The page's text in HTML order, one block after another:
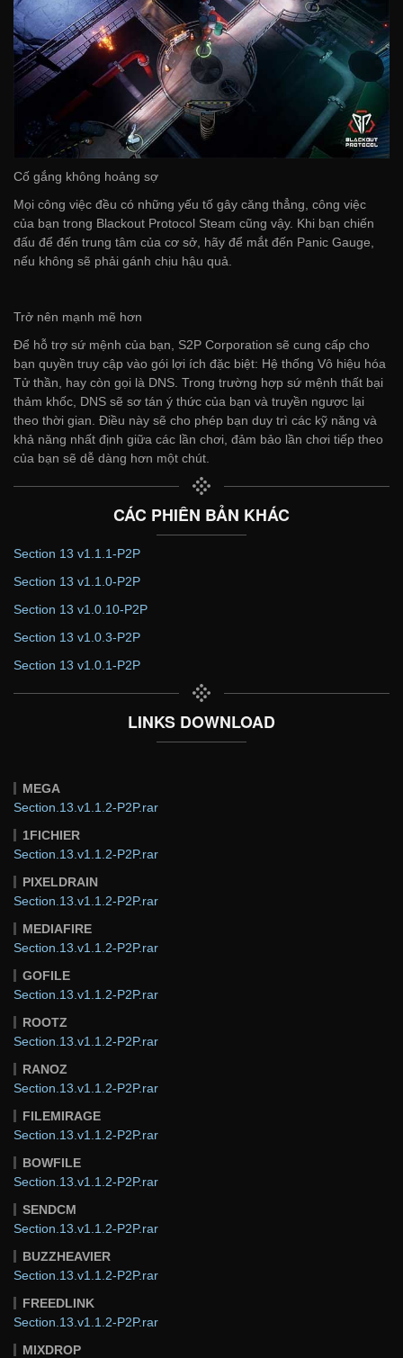
Cố gắng không hoảng sợ
Mọi công việc đều có những yếu tố gây căng thẳng, công việc
của bạn trong Blackout Protocol Steam cũng vậy. Khi bạn chiến
đấu để đến trung tâm của cơ sở, hãy để mắt đến Panic Gauge,
nếu không sẽ phải gánh chịu hậu quả.
Trở nên mạnh mẽ hơn
Để hỗ trợ sứ mệnh của bạn, S2P Corporation sẽ cung cấp cho
bạn quyền truy cập vào gói lợi ích đặc biệt: Hệ thống Vô hiệu hóa
Tử thần, hay còn gọi là DNS. Trong trường hợp sứ mệnh thất bại
thảm khốc, DNS sẽ sơ tán ý thức của bạn và truyền ngược lại
theo thời gian. Điều này sẽ cho phép bạn duy trì các kỹ năng và
khả năng nhất định giữa các lần chơi, đảm bảo lần chơi tiếp theo
của bạn sẽ dễ dàng hơn một chút.
CÁC PHIÊN BẢN KHÁC
Section 13 v1.1.1-P2P
Section 13 v1.1.0-P2P
Section 13 v1.0.10-P2P
Section 13 v1.0.3-P2P
Section 13 v1.0.1-P2P
LINKS DOWNLOAD
MEGA
Section.13.v1.1.2-P2P.rar
1FICHIER
Section.13.v1.1.2-P2P.rar
PIXELDRAIN
Section.13.v1.1.2-P2P.rar
MEDIAFIRE
Section.13.v1.1.2-P2P.rar
GOFILE
Section.13.v1.1.2-P2P.rar
ROOTZ
Section.13.v1.1.2-P2P.rar
RANOZ
Section.13.v1.1.2-P2P.rar
FILEMIRAGE
Section.13.v1.1.2-P2P.rar
BOWFILE
Section.13.v1.1.2-P2P.rar
SENDCM
Section.13.v1.1.2-P2P.rar
BUZZHEAVIER
Section.13.v1.1.2-P2P.rar
FREEDLINK
Section.13.v1.1.2-P2P.rar
MIXDROP